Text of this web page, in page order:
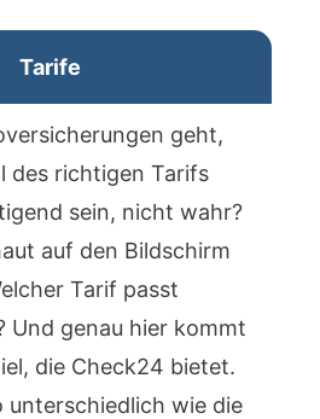
Tarife
geht,
des richtigen Tarifs
sein, nicht wahr?
auf den Bildschirm
Tarif passt
Und genau hier kommt
die Check24 bietet.
unterschiedlich wie die